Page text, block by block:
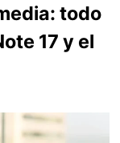
todo
17 y el